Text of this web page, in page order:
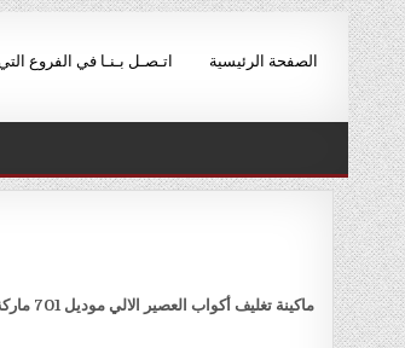
Skip
to
content
اتـصـل بـنـا في الفروع الصفحة الرئيسية
ماكينة تغليف أكواب العصير الالي موديل 701 ماركة مهندس منسي